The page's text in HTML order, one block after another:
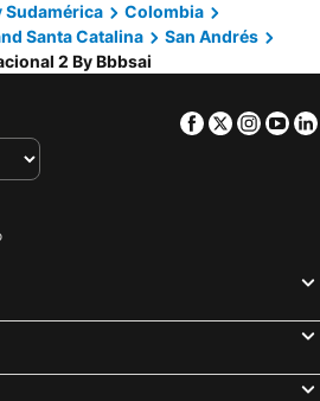
Sudamérica
Colombia
Santa Catalina
San Andrés
2 By Bbbsai
Facebook
Twitter